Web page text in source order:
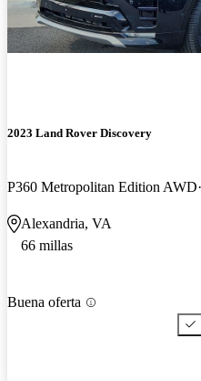
2023 Land Rover Discovery
P360 Metropolitan Edition AWD
Alexandria, VA
66 millas
Buena oferta